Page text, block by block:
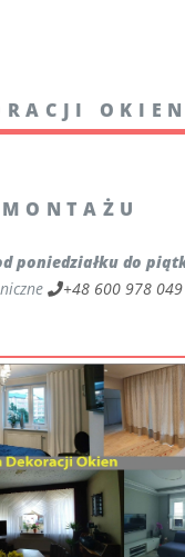
OKIEN
do
+48 600 978 049